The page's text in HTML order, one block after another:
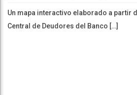
Un mapa interactivo elaborado a partir
Central de Deudores del Banco […]